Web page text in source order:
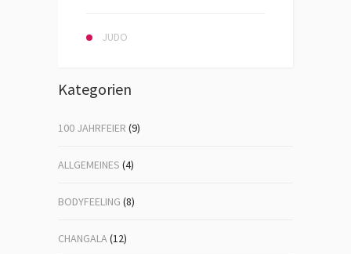
JUDO
Kategorien
100 JAHRFEIER (9)
ALLGEMEINES (4)
BODYFEELING (8)
CHANGALA(12)